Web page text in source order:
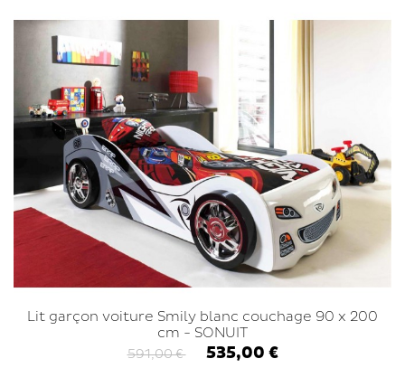
Lit garçon voiture Smily blanc couchage 90 x 200
cm - SONUIT
591,00 € 535,00 €